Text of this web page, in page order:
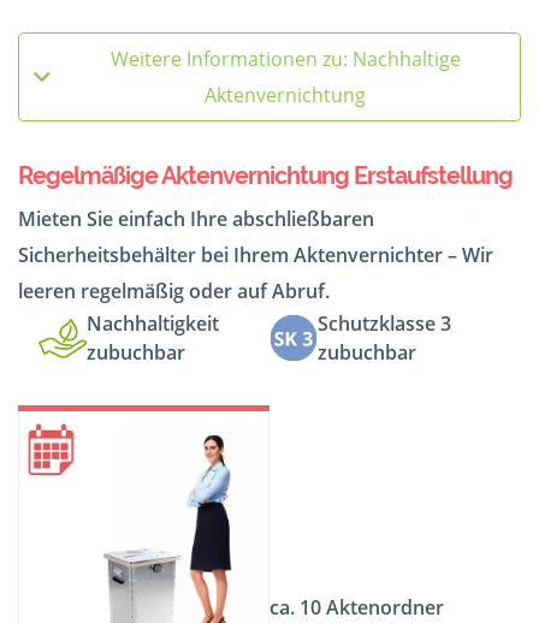
Weitere Informationen zu: Nachhaltige
Aktenvernichtung
Regelmäßige Aktenvernichtung Erstaufstellung
Mieten Sie einfach Ihre abschließbaren
Sicherheitsbehälter bei Ihrem Aktenvernichter – Wir
leeren regelmäßig oder auf Abruf.
Nachhaltigkeit
zubuchbar
Schutzklasse 3
zubuchbar
ca. 10 Aktenordner